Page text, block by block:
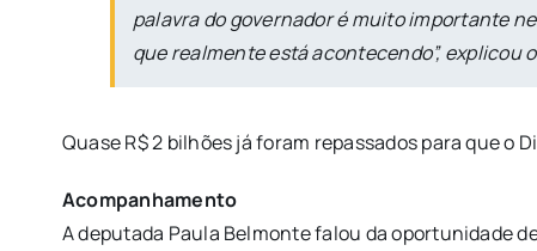
palavra do governador é muito importante
que realmente está acontecendo”, explicou
Quase R$ 2 bilhões já foram repassados para que o
Acompanhamento
A deputada Paula Belmonte falou da oportunidade